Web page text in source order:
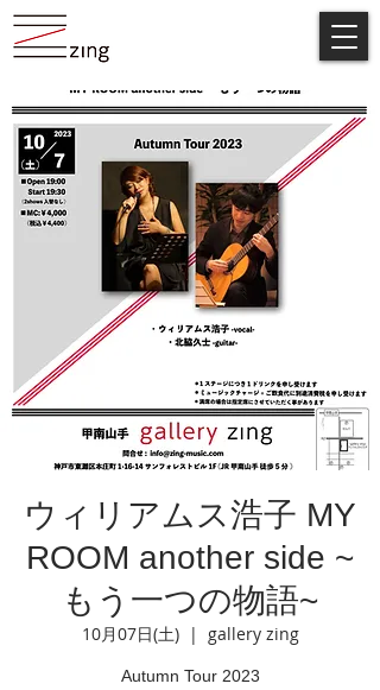
ウィリアムス浩子 MY
ROOM another side ~
もう一つの物語~
10月07日(土)
  |
gallery zing
Autumn Tour 2023